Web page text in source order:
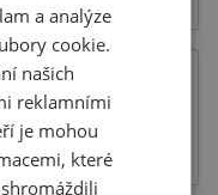
a analýze
cookie.
našich
reklamními
je mohou
které